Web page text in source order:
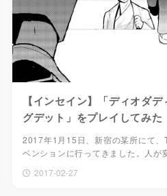
【インセイン】「ディオダ
グデット」をプレイしてみた
2017年1月15日、新宿の某所にて
ベンションに行ってきました。人が
2017-02-27